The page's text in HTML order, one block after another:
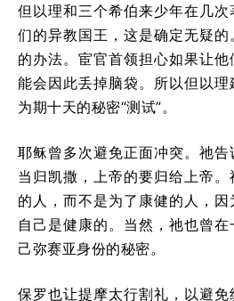
但以理和三个希伯来少年在几
们的异教国王，这是确定无疑
的办法。宦官首领担心如果让
能会因此丢掉脑袋。所以但以
为期十天的秘密“测试”。
耶稣曾多次避免正面冲突。祂
当归凯撒，上帝的要归给上帝
的人，而不是为了康健的人，
自己是健康的。当然，祂也曾
己弥赛亚身份的秘密。
保罗也让提摩太行割礼，以避